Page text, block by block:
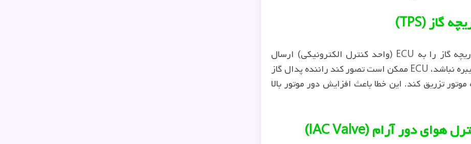
سنسور TPS اطلاعات مربوط به زاویه دریچه گاز را به ECU (واحد کنترل الکترونیکی) ارسال
می‌کند. اگر این سنسور خراب شود یا کالیبره نباشد، ECU ممکن است تصور کند راننده پدال گاز
تزریق کند. این خطا باعث افزایش دور موتور بالا